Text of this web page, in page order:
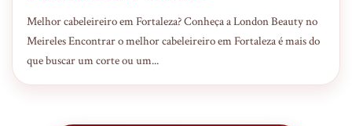
Melhor cabeleireiro em Fortaleza? Conheça a London Beauty no
Meireles Encontrar o melhor cabeleireiro em Fortaleza é mais do
que buscar um corte ou um...